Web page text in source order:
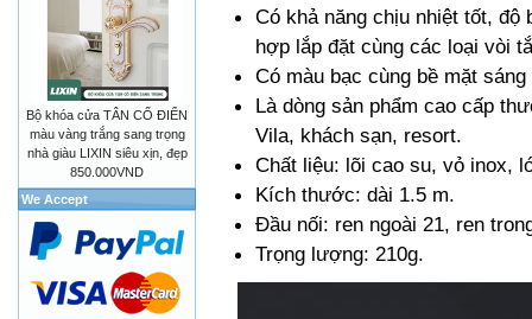
Có khả năng chịu nhiệt tốt, độ
hợp lắp đặt cùng các loại vòi
Có màu bạc cùng bề mặt
Là dòng sản phẩm cao cấp
Vila, khách sạn, resort.
Chất liệu: lõi cao su, vỏ inox,
Kích thước: dài 1.5 m.
Đầu nối: ren ngoài 21, ren
Trọng lượng: 210g.
Bộ khóa cửa TÂN CỔ ĐIỂN
màu vàng trắng sang trọng
nhà giàu LIXIN siêu xịn, đẹp
850.000VND
We Accept